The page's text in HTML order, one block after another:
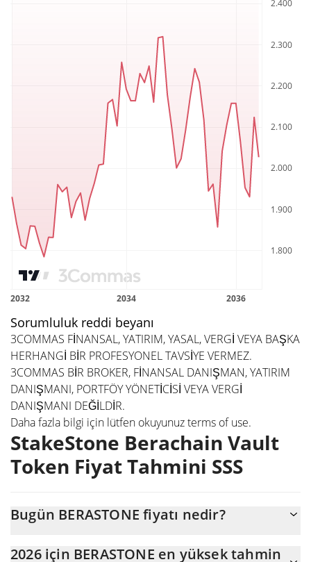
Sorumluluk reddi beyanı
3COMMAS FİNANSAL, YATIRIM, YASAL, VERGİ VEYA BAŞKA
HERHANGİ BİR PROFESYONEL TAVSİYE VERMEZ.
3COMMAS BİR BROKER, FİNANSAL DANIŞMAN, YATIRIM
DANIŞMANI, PORTFÖY YÖNETİCİSİ VEYA VERGİ
DANIŞMANI DEĞİLDİR.
Daha fazla bilgi için lütfen okuyunuzterms of use.
StakeStone Berachain Vault
Token Fiyat Tahmini SSS
Bugün BERASTONE fiyatı nedir?
$3.674.319 piyasa değeriyle $1.927,65 seviyesinde işlem görüyor
2026 için BERASTONE en yüksek tahmin